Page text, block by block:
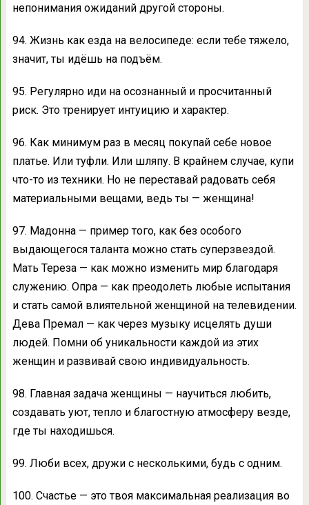
непонимания ожиданий другой стороны.
94. Жизнь как езда на велосипеде: если тебе тяжело,
значит, ты идёшь на подъём.
95. Регулярно иди на осознанный и просчитанный
риск. Это тренирует интуицию и характер.
96. Как минимум раз в месяц покупай себе новое
платье. Или туфли. Или шляпу. В крайнем случае, купи
что-то из техники. Но не переставай радовать себя
материальными вещами, ведь ты — женщина!
97. Мадонна — пример того, как без особого
выдающегося таланта можно стать суперзвездой.
Мать Тереза — как можно изменить мир благодаря
служению. Опра — как преодолеть любые испытания
и стать самой влиятельной женщиной на телевидении.
Дева Премал — как через музыку исцелять души
людей. Помни об уникальности каждой из этих
женщин и развивай свою индивидуальность.
98. Главная задача женщины — научиться любить,
создавать уют, тепло и благостную атмосферу везде,
где ты находишься.
99. Люби всех, дружи с несколькими, будь с одним.
100. Счастье — это твоя максимальная реализация во